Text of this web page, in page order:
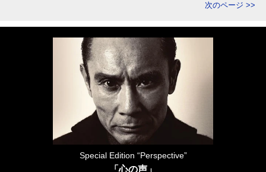
次のページ >>
Special Edition “Perspective”
「心の声」